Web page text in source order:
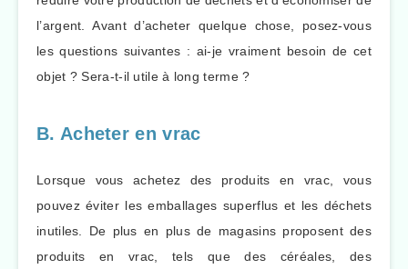
l’argent. Avant d’acheter quelque chose, posez-vous
les questions suivantes : ai-je vraiment besoin de cet
objet ? Sera-t-il utile à long terme ?
B. Acheter en vrac
Lorsque vous achetez des produits en vrac, vous
pouvez éviter les emballages superflus et les déchets
inutiles. De plus en plus de magasins proposent des
produits en vrac, tels que des céréales, des